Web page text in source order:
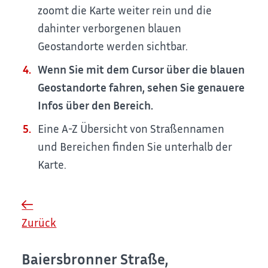
zoomt die Karte weiter rein und die
dahinter verborgenen blauen
Geostandorte werden sichtbar.
Wenn Sie mit dem Cursor über die blauen
Geostandorte fahren, sehen Sie genauere
Infos über den Bereich.
Eine A-Z Übersicht von Straßennamen
und Bereichen finden Sie unterhalb der
Karte.
Zurück
Baiersbronner Straße,